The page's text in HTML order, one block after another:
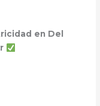
en Del